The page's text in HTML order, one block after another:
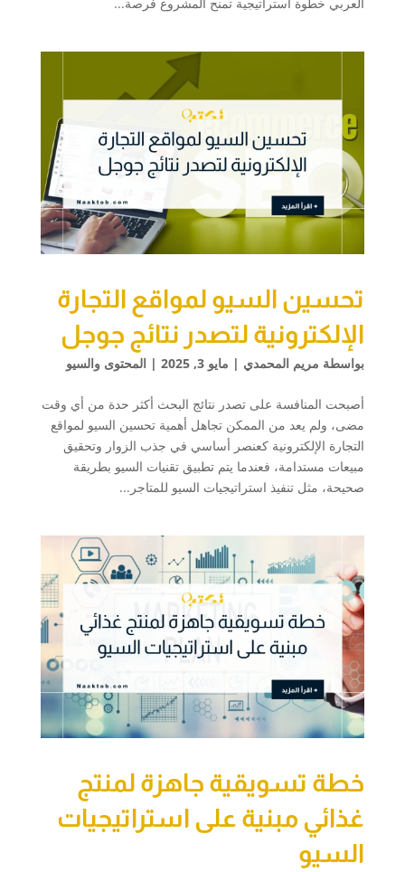
تحسين السيو لمواقع التجارة
الإلكترونية لتصدر نتائج جوجل
بواسطة مريم المحمدي | مايو 3, 2025 | المحتوى والسيو
أصبحت المنافسة على تصدر نتائج البحث أكثر حدة من أي وقت
مضى، ولم يعد من الممكن تجاهل أهمية تحسين السيو لمواقع
التجارة الإلكترونية كعنصر أساسي في جذب الزوار وتحقيق
مبيعات مستدامة، فعندما يتم تطبيق تقنيات السيو بطريقة
صحيحة، مثل تنفيذ استراتيجيات السيو للمتاجر...
خطة تسويقية جاهزة لمنتج
غذائي مبنية على استراتيجيات
السيو